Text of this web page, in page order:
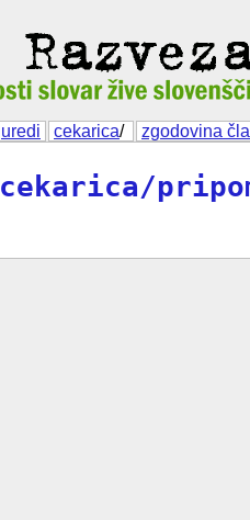
uredi cekarica/ zgodovina
cekarica/